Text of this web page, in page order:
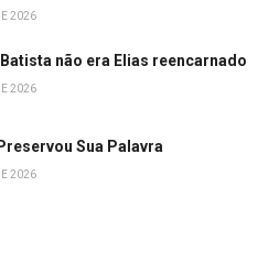
2026
não era Elias reencarnado
2026
Sua Palavra
2026